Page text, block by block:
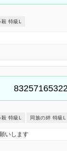
殺 特級L
殺 特級L 同族の絆 特級L
いします